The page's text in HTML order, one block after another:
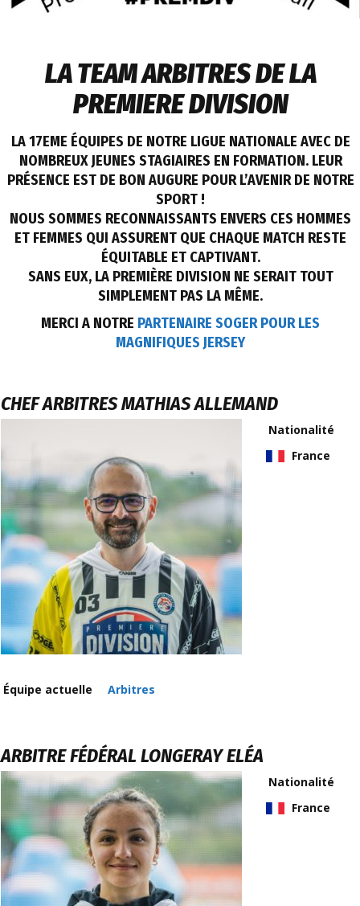
LA TEAM ARBITRES DE LA
PREMIERE DIVISION
LA 17EME ÉQUIPES DE NOTRE LIGUE NATIONALE AVEC DE
NOMBREUX JEUNES STAGIAIRES EN FORMATION. LEUR
PRÉSENCE EST DE BON AUGURE POUR L’AVENIR DE NOTRE
SPORT !
NOUS SOMMES RECONNAISSANTS ENVERS CES HOMMES
ET FEMMES QUI ASSURENT QUE CHAQUE MATCH RESTE
ÉQUITABLE ET CAPTIVANT.
SANS EUX, LA PREMIÈRE DIVISION NE SERAIT TOUT
SIMPLEMENT PAS LA MÊME.
MERCI A NOTRE PARTENAIRE SOGER POUR LES
MAGNIFIQUES JERSEY
CHEF ARBITRESMATHIAS ALLEMAND
Nationalité
France
Équipe actuelle Arbitres
ARBITRE FÉDÉRALLONGERAY ELÉA
Nationalité
France